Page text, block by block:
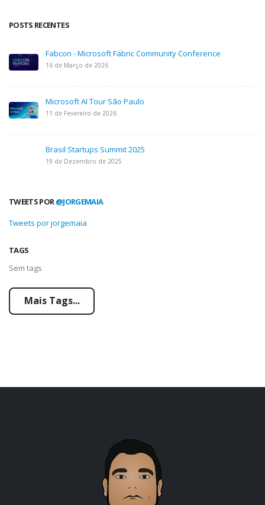
POSTS RECENTES
Fabcon - Microsoft Fabric Community Conference
16 de Março de 2026
Microsoft AI Tour São Paulo
11 de Fevereiro de 2026
Brasil Startups Summit 2025
19 de Dezembro de 2025
TWEETS POR@JORGEMAIA
Tweets por jorgemaia
TAGS
Sem tags
Mais Tags...